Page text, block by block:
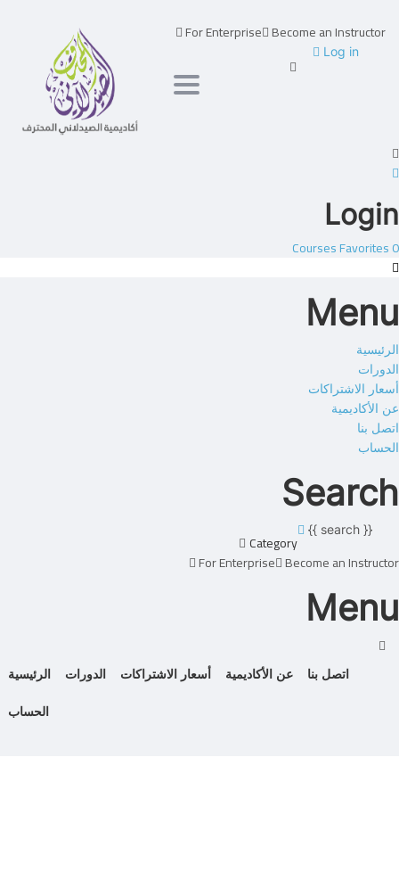
Become an Instructor
For Enterprise
Log in
Toggle navigation
Login
CoursesFavorites0
Menu
الرئيسية
الدورات
أسعار الاشتراكات
عن الأكاديمية
اتصل بنا
الحساب
Search
Category
{{ search }}
Become an Instructor
For Enterprise
Menu
الرئيسية الدورات أسعار الاشتراكات عن الأكاديمية اتصل بنا
الحساب